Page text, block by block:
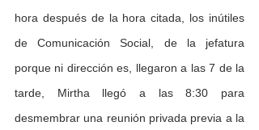
hora después de la hora citada, los inútiles
de Comunicación Social, de la jefatura
porque ni dirección es, llegaron a las 7 de la
tarde, Mirtha llegó a las 8:30 para
desmembrar una reunión privada previa a la